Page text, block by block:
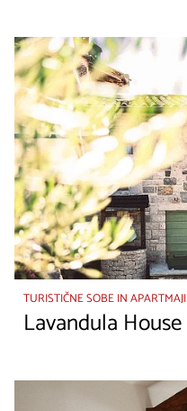
TURISTIČNE SOBE IN APARTMAJI
Lavandula House